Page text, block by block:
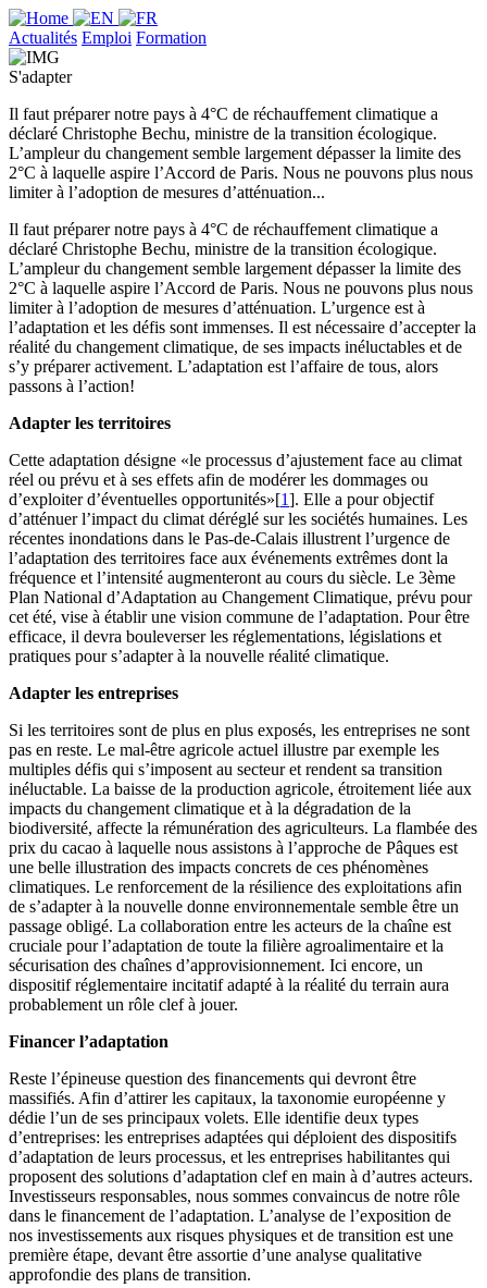
Actualités Emploi Formation
S'adapter
Il faut préparer notre pays à 4°C de réchauffement climatique a
déclaré Christophe Bechu, ministre de la transition écologique.
L’ampleur du changement semble largement dépasser la limite des
2°C à laquelle aspire l’Accord de Paris. Nous ne pouvons plus nous
limiter à l’adoption de mesures d’atténuation...
Il faut préparer notre pays à 4°C de réchauffement climatique a
déclaré Christophe Bechu, ministre de la transition écologique.
L’ampleur du changement semble largement dépasser la limite des
2°C à laquelle aspire l’Accord de Paris. Nous ne pouvons plus nous
limiter à l’adoption de mesures d’atténuation. L’urgence est à
l’adaptation et les défis sont immenses. Il est nécessaire d’accepter la
réalité du changement climatique, de ses impacts inéluctables et de
s’y préparer activement. L’adaptation est l’affaire de tous, alors
passons à l’action!
Adapter les territoires
Cette adaptation désigne «le processus d’ajustement face au climat
réel ou prévu et à ses effets afin de modérer les dommages ou
d’exploiter d’éventuelles opportunités»[1]. Elle a pour objectif
d’atténuer l’impact du climat déréglé sur les sociétés humaines. Les
récentes inondations dans le Pas-de-Calais illustrent l’urgence de
l’adaptation des territoires face aux événements extrêmes dont la
fréquence et l’intensité augmenteront au cours du siècle. Le 3ème
Plan National d’Adaptation au Changement Climatique, prévu pour
cet été, vise à établir une vision commune de l’adaptation. Pour être
efficace, il devra bouleverser les réglementations, législations et
pratiques pour s’adapter à la nouvelle réalité climatique.
Adapter les entreprises
Si les territoires sont de plus en plus exposés, les entreprises ne sont
pas en reste. Le mal-être agricole actuel illustre par exemple les
multiples défis qui s’imposent au secteur et rendent sa transition
inéluctable. La baisse de la production agricole, étroitement liée aux
impacts du changement climatique et à la dégradation de la
biodiversité, affecte la rémunération des agriculteurs. La flambée des
prix du cacao à laquelle nous assistons à l’approche de Pâques est
une belle illustration des impacts concrets de ces phénomènes
climatiques. Le renforcement de la résilience des exploitations afin
de s’adapter à la nouvelle donne environnementale semble être un
passage obligé. La collaboration entre les acteurs de la chaîne est
cruciale pour l’adaptation de toute la filière agroalimentaire et la
sécurisation des chaînes d’approvisionnement. Ici encore, un
dispositif réglementaire incitatif adapté à la réalité du terrain aura
probablement un rôle clef à jouer.
Financer l’adaptation
Reste l’épineuse question des financements qui devront être
massifiés. Afin d’attirer les capitaux, la taxonomie européenne y
dédie l’un de ses principaux volets. Elle identifie deux types
d’entreprises: les entreprises adaptées qui déploient des dispositifs
d’adaptation de leurs processus, et les entreprises habilitantes qui
proposent des solutions d’adaptation clef en main à d’autres acteurs.
Investisseurs responsables, nous sommes convaincus de notre rôle
dans le financement de l’adaptation. L’analyse de l’exposition de
nos investissements aux risques physiques et de transition est une
première étape, devant être assortie d’une analyse qualitative
approfondie des plans de transition.